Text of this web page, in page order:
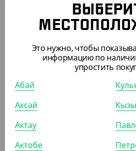
АРТ. 21126
6 573
Контейнер СпК-1919, 750 мл,
СтиролПласт
Это нужно, чтобы
информацию по
упростить
Абай
Аксай
Актау
Актобе